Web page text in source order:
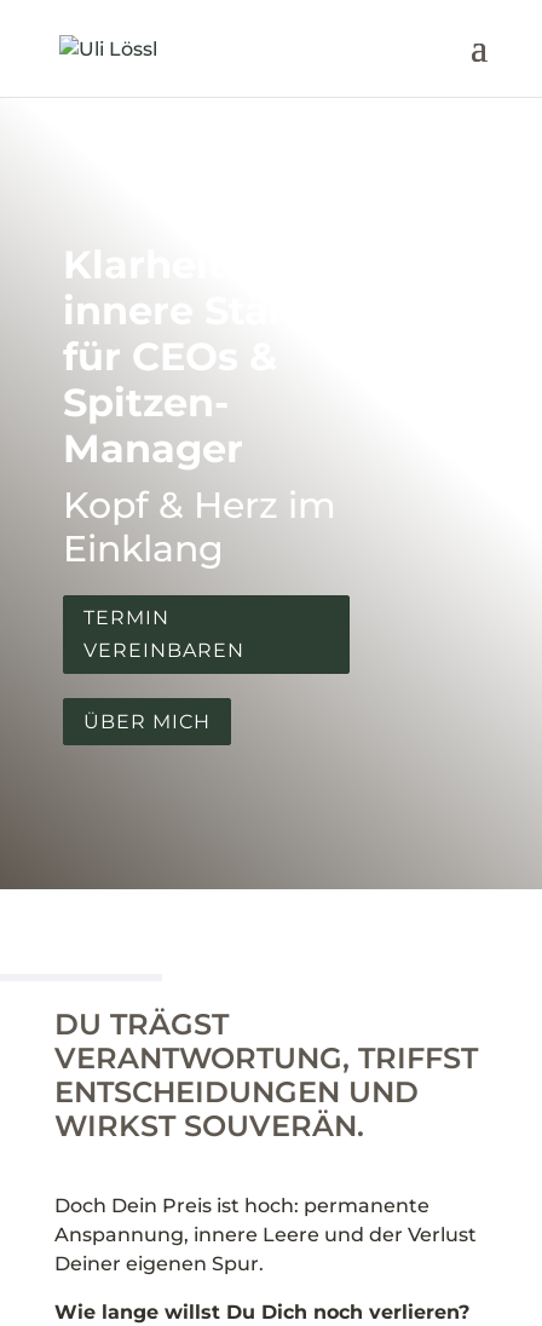
Klarheit &
innere Stärke
für CEOs &
Spitzen-
Manager
Kopf & Herz im
Einklang
TERMIN
VEREINBAREN
ÜBER MICH
DU TRÄGST
VERANTWORTUNG, TRIFFST
ENTSCHEIDUNGEN UND
WIRKST SOUVERÄN.
Doch Dein Preis ist hoch: permanente
Anspannung, innere Leere und der Verlust
Deiner eigenen Spur.
Wie lange willst Du Dich noch verlieren?